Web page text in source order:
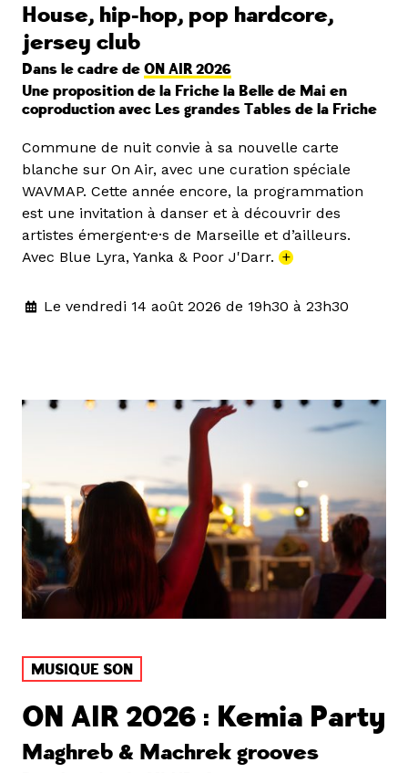
House, hip-hop, pop hardcore,
jersey club
Dans le cadre de ON AIR 2026
Une proposition de la Friche la Belle de Mai en
coproduction avec Les grandes Tables de la Friche
Commune de nuit convie à sa nouvelle carte
blanche sur On Air, avec une curation spéciale
WAVMAP. Cette année encore, la programmation
est une invitation à danser et à découvrir des
artistes émergent·e·s de Marseille et d’ailleurs.
Avec Blue Lyra, Yanka & Poor J'Darr. +
Le vendredi 14 août 2026 de 19h30 à 23h30
MUSIQUE SON
ON AIR 2026 : Kemia Party
Maghreb & Machrek grooves